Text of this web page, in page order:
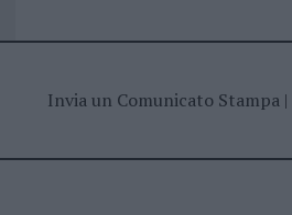
Invia un Comunicato Stampa|